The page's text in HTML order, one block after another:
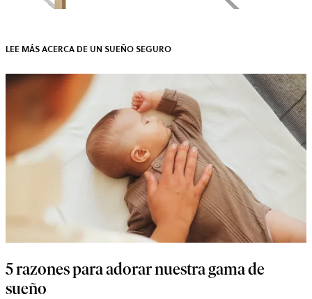
LEE MÁS ACERCA DE UN SUEÑO SEGURO
5 razones para adorar nuestra gama de
sueño